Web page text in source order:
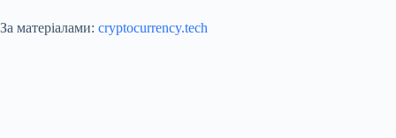
За матеріалами: cryptocurrency.tech